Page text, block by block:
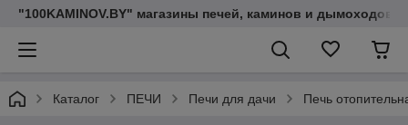
"100KAMINOV.BY" магазины печей, каминов и дымоходов
Каталог ПЕЧИ Печи для дачи Печь